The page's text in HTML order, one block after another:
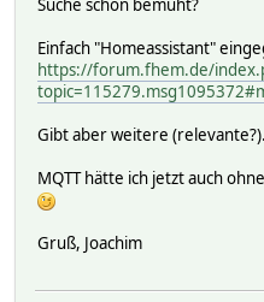
Suche schon bemüht?
Einfach "Homeassistant"
https://forum.fhem.de/
Gibt aber weitere
MQTT hätte ich jetzt auch
Gruß, Joachim